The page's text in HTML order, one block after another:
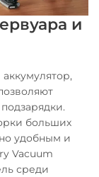
и
больших
удобным и
Vacuum
среди